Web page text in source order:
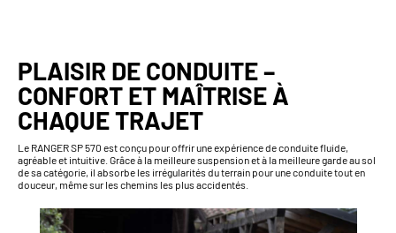
PLAISIR DE CONDUITE –
CONFORT ET MAÎTRISE À
CHAQUE TRAJET
Le RANGER SP 570 est conçu pour offrir une expérience de conduite fluide,
agréable et intuitive. Grâce à la meilleure suspension et à la meilleure garde au sol
de sa catégorie, il absorbe les irrégularités du terrain pour une conduite tout en
douceur, même sur les chemins les plus accidentés.